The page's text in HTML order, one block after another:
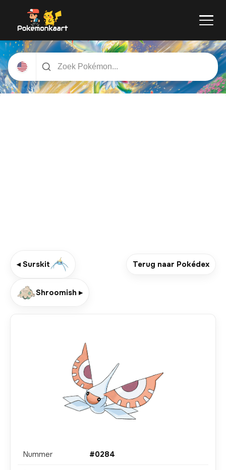
◂ Surskit Terug naar Pokédex
Shroomish ▸
Nummer #0284